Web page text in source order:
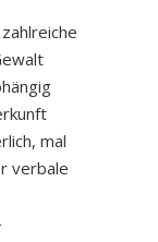
mal
verbale